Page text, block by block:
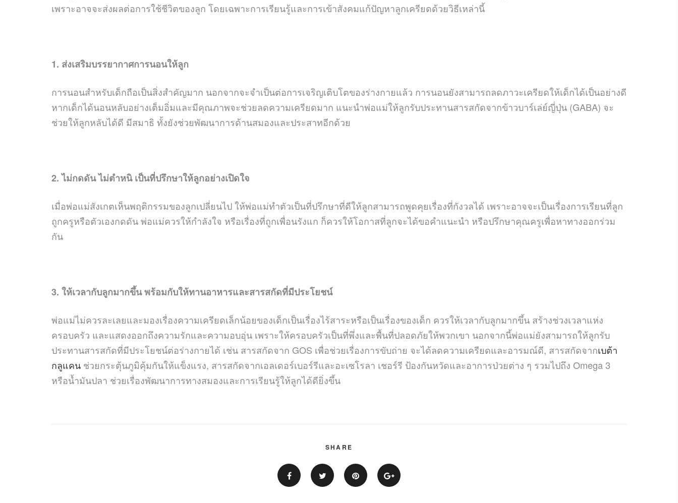
เพราะอาจจะส่งผลต่อการใช้ชีวิตของลูก โดยเฉพาะการเรียนรู้และการเข้าสังคมแก้ปัญหาลูกเครียดด้วยวิธีเหล่านี้
1. ส่งเสริมบรรยากาศการนอนให้ลูก
การนอนสำหรับเด็กถือเป็นสิ่งสำคัญมาก นอกจากจะจำเป็นต่อการเจริญเติบโตของร่างกายแล้ว การนอนยังสามารถลดภาวะเครียดให้เด็กได้เป็นอย่างดี
หากเด็กได้นอนหลับอย่างเต็มอิ่มและมีคุณภาพจะช่วยลดความเครียดมาก แนะนำพ่อแม่ให้ลูกรับประทานสารสกัดจากข้าวบาร์เล่ย์ญี่ปุ่น (GABA) จะ
ช่วยให้ลูกหลับได้ดี มีสมาธิ ทั้งยังช่วยพัฒนาการด้านสมองและประสาทอีกด้วย
2. ไม่กดดัน ไม่ตำหนิ เป็นที่ปรึกษาให้ลูกอย่างเปิดใจ
เมื่อพ่อแม่สังเกตเห็นพฤติกรรมของลูกเปลี่ยนไป ให้พ่อแม่ทำตัวเป็นที่ปรึกษาที่ดีให้ลูกสามารถพูดคุยเรื่องที่กังวลได้ เพราะอาจจะเป็นเรื่องการเรียนที่ลูก
ถูกครูหรือตัวเองกดดัน พ่อแม่ควรให้กำลังใจ หรือเรื่องที่ถูกเพื่อนรังแก ก็ควรให้โอกาสที่ลูกจะได้ขอคำแนะนำ หรือปรึกษาคุณครูเพื่อหาทางออกร่วม
กัน
3. ให้เวลากับลูกมากขึ้น พร้อมกับให้ทานอาหารและสารสกัดที่มีประโยชน์
พ่อแม่ไม่ควรละเลยและมองเรื่องความเครียดเล็กน้อยของเด็กเป็นเรื่องไร้สาระหรือเป็นเรื่องของเด็ก ควรให้เวลากับลูกมากขึ้น สร้างช่วงเวลาแห่ง
ครอบครัว และแสดงออกถึงความรักและความอบอุ่น เพราะให้ครอบครัวเป็นที่พึ่งและพื้นที่ปลอดภัยให้พวกเขา นอกจากนี้พ่อแม่ยังสามารถให้ลูกรับ
ประทานสารสกัดที่มีประโยชน์ต่อร่างกายได้ เช่น สารสกัดจาก GOS เพื่อช่วยเรื่องการขับถ่าย จะได้ลดความเครียดและอารมณ์ดี, สารสกัดจากเบต้า
กลูแคน ช่วยกระตุ้นภูมิคุ้มกันให้แข็งแรง, สารสกัดจากเอลเดอร์เบอร์รีและอะเซโรลา เชอร์รี ป้องกันหวัดและอาการป่วยต่าง ๆ รวมไปถึง Omega 3
หรือน้ำมันปลา ช่วยเรื่องพัฒนาการทางสมองและการเรียนรู้ให้ลูกได้ดียิ่งขึ้น
SHARE